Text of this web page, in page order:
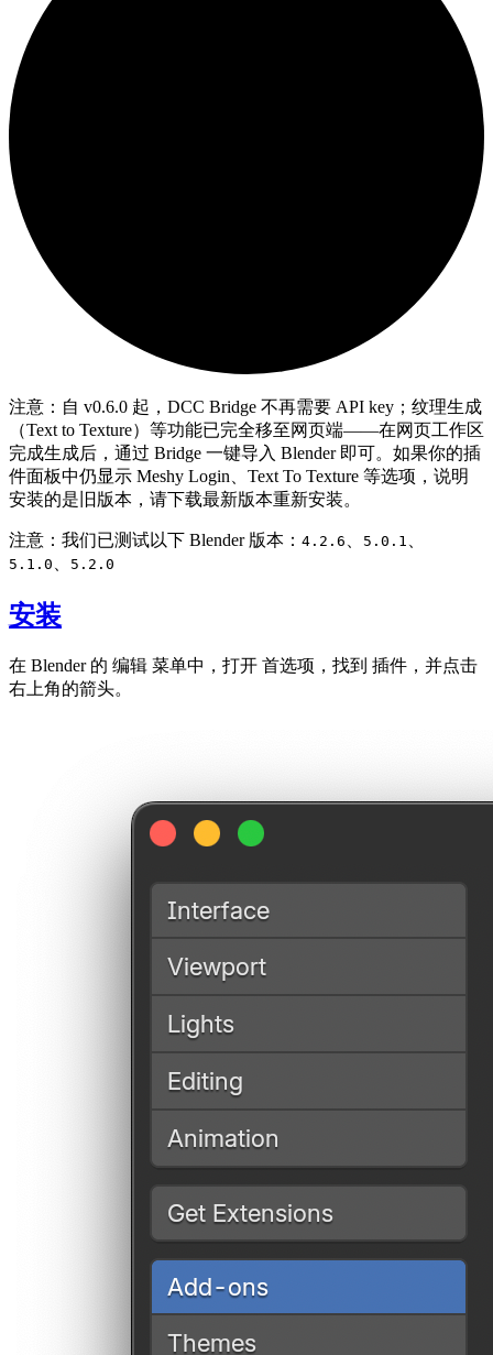
注意 ：自 v0.6.0 起，DCC Bridge 不再需要 API key ；纹理生成
（Text to Texture）等功能已完全移至网页端——在网页工作区
完成生成后，通过 Bridge 一键导入 Blender 即可。如果你的插
件面板中仍显示 Meshy Login、Text To Texture 等选项，说明
安装的是旧版本，请下载最新版本重新安装。
注意：我们已测试以下 Blender 版本： 4.2.6 5.0.1
5.1.0 5.2.0
安装
在 Blender 的 编辑 菜单中，打开 首选项 ，找到 插件 ，并点击
右上角的箭头。